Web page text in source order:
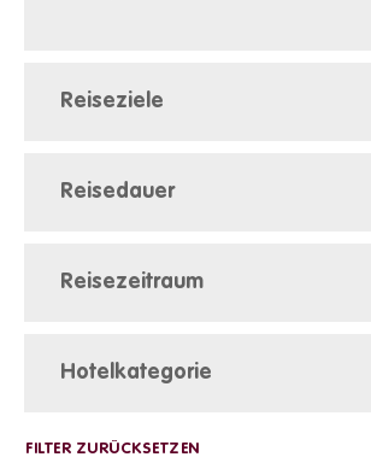
Reiseziele
Reisedauer
Reisezeitraum
Hotelkategorie